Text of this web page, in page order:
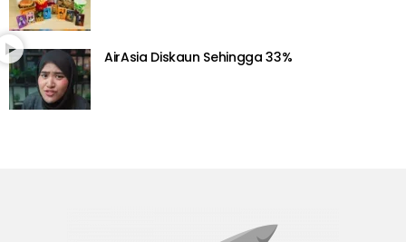
AirAsia Diskaun Sehingga 33%